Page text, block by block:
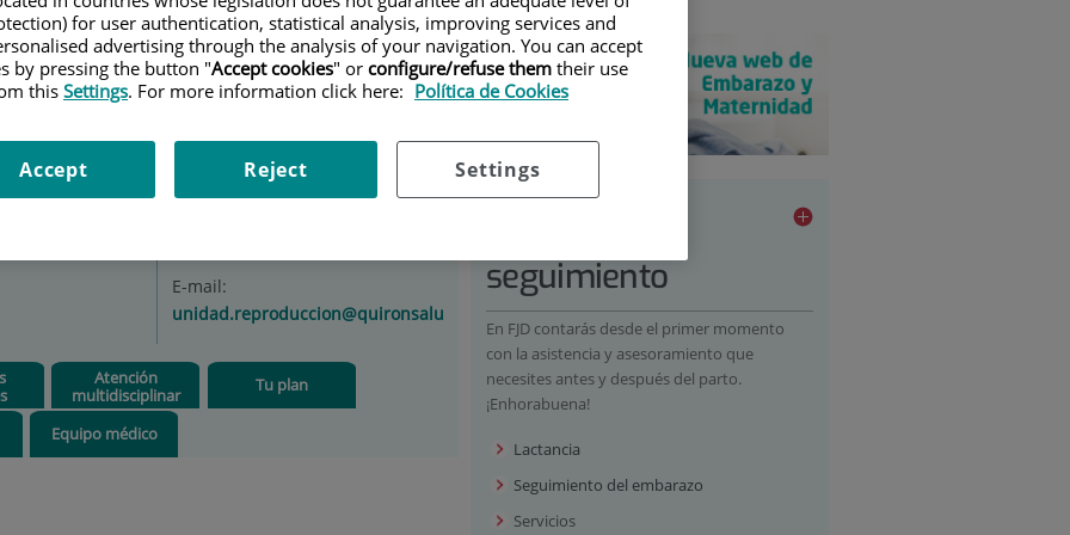
SERVICIOS|GYNAECOLOGY AND OBSTETRICS|
REPRODUCTION|TÉCNICAS Y TRATAMIENTOS |
|OVODONACIÓN
682 307 537 / 91
090 05 16 ( Solo Citación
E-mail:
unidad.reproduccion@quironsalud.es
Atención
multidisciplinar
Tu plan
Equipo médico
seguimiento
En FJD contarás desde el primer momento
con la asistencia y asesoramiento que
necesites antes y después del parto.
¡Enhorabuena!
Lactancia
Seguimiento del embarazo
Servicios
for user authentication, statistical analysis, improving services and
advertising through the analysis of your navigation. You can accept
by pressing the button "Accept cookies" or configure/refuse them their use
thisSettings. For more information click here: Política de Cookies
Settings
Reject
Accept